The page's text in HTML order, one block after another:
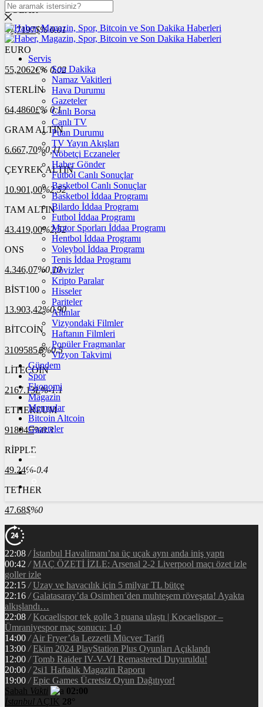
DOLAR
47,7197$% 0.01
EURO
55,2062€% 0.02
STERLİN
64,4860£% 0.1
GRAM ALTIN
6.667,70%0,11
ÇEYREK ALTIN
10.901,00%2,52
TAM ALTIN
43.419,00%2,52
ONS
4.346,07%0,10
BİST100
13.903,42%0,90
BİTCOİN
3109585฿%0.5
LİTECOİN
2167.13Ł%-1.1
ETHEREUM
91804Ξ%0.3
RİPPLE
49.24%-0.4
TETHER
47.68$%0
Servis
Son Dakika
Namaz Vakitleri
Hava Durumu
Gazeteler
Canlı Borsa
Canlı TV
Puan Durumu
TV Yayın Akışları
Nöbetçi Eczaneler
Haber Gönder
Futbol Canlı Sonuçlar
Basketbol Canlı Sonuçlar
Basketbol İddaa Programı
Bilardo İddaa Programı
Futbol İddaa Programı
Motor Sporları İddaa Programı
Hentbol İddaa Programı
Voleybol İddaa Programı
Tenis İddaa Programı
Dövizler
Kripto Paralar
Hisseler
Pariteler
Altınlar
Vizyondaki Filmler
Haftanın Filmleri
Popüler Fragmanlar
Vizyon Takvimi
Gündem
Spor
Ekonomi
Magazin
Memurlar
Bitcoin Altcoin
Gazeteler
22:08 / İstanbul Havalimanı’na üç uçak aynı anda iniş yaptı
00:42 / MAÇ ÖZETİ İZLE: Arsenal 2-2 Liverpool maçı özet izle
goller izle
22:15 / Uzay ve havacılık için 5 milyar TL bütçe
22:16 / Galatasaray’da Osimhen’den muhteşem röveşata! Ayakta
alkışlandı…
22:08 / Kocaelispor tek golle 3 puana ulaştı | Kocaelispor –
Ümraniyespor maç sonucu: 1-0
14:00 / Air Fryer’da Lezzetli Mücver Tarifi
13:00 / Ekim 2024 PlayStation Plus Oyunları Açıklandı
12:00 / Tomb Raider IV-V-VI Remastered Duyuruldu!
20:00 / 2si1 Haftalık Magazin Raporu
19:00 / Epic Games Ücretsiz Oyun Dağıtıyor!
Sabah Vakti
02:00
İstanbul AÇIK 28°